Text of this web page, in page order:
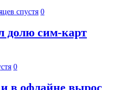
спустя 0
долю сим‑карт
0